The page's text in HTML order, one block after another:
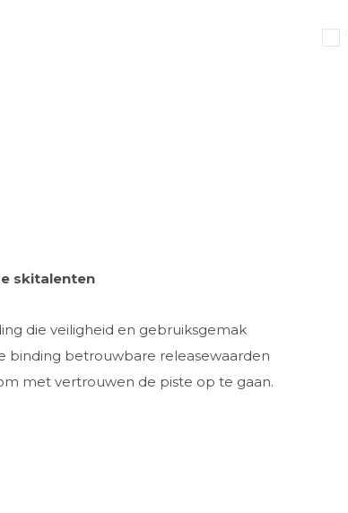
skitalenten
die veiligheid en gebruiksgemak
binding betrouwbare releasewaarden
met vertrouwen de piste op te gaan.